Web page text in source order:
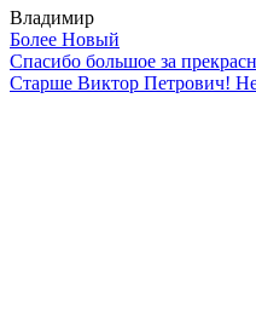
Владимир
Более Новый
Спасибо большое за
Старше Виктор Петрович!